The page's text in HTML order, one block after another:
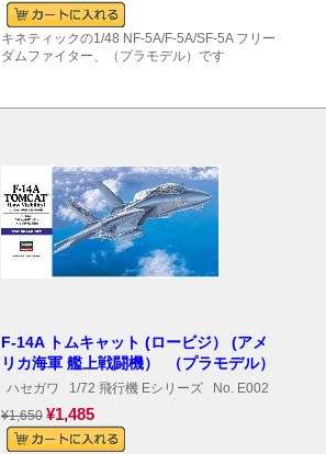
キネティックの1/48 NF-5A/F-5A/SF-5A フリー
ダムファイター、（プラモデル）です
F-14A トムキャット (ロービジ） (アメ
リカ海軍 艦上戦闘機） （プラモデル）
ハセガワ 1/72 飛行機 Eシリーズ No. E002
¥1,650 ¥1,485